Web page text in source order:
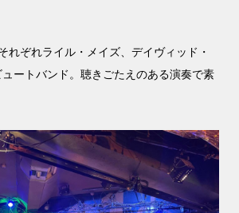
れぞれライル・メイズ、デイヴィッド・
ートバンド。聴きごたえのある演奏で素